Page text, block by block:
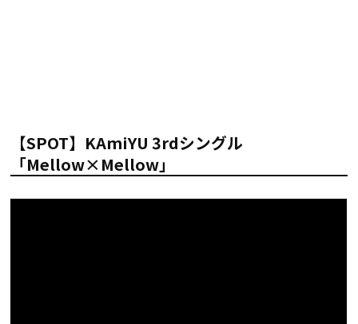
【SPOT】KAmiYU 3rdシングル
「Mellow×Mellow」